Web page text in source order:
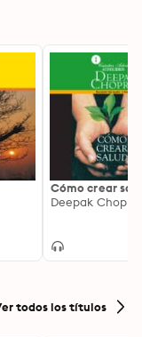
Cómo crear
Deepak Chopra
todos los títulos